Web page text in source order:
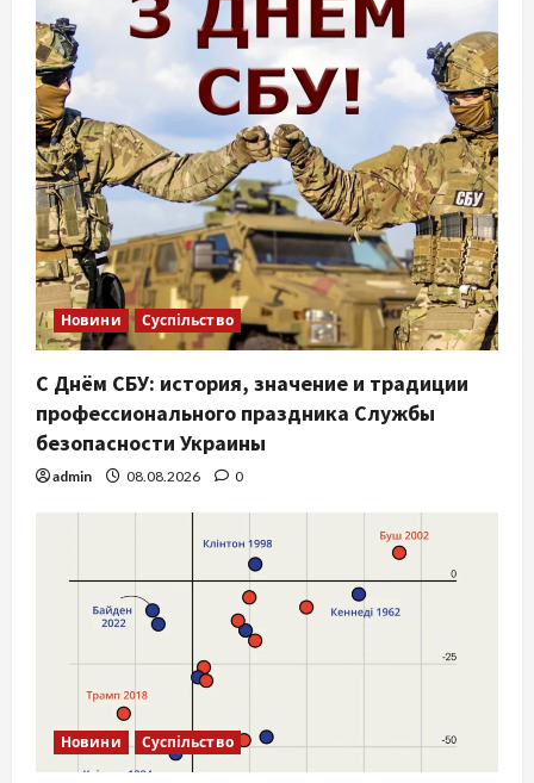
Новини Суспільство
С Днём СБУ: история, значение и традиции
профессионального праздника Службы
безопасности Украины
admin 08.08.2026 0
Новини Суспільство